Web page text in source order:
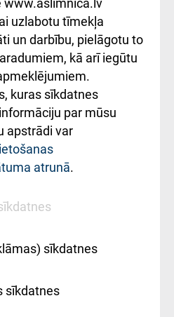
www.aslimnica.lv
uzlabotu tīmekļa
un darbību, pielāgotu to
kā arī iegūtu
kuras sīkdatnes
par mūsu
apstrādi var
atrunā.
sīkdatnes
sīkdatnes